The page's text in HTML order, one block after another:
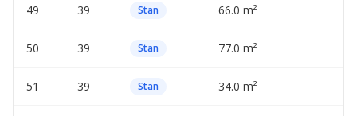
49 39 Stan 66.0 m²
50 39 Stan 77.0 m²
51 39 Stan 34.0 m²